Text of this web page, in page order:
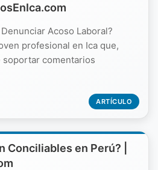
Acoso Laboral?
profesional en Ica que,
comentarios
ARTÍCULO
Conciliables en Perú? |